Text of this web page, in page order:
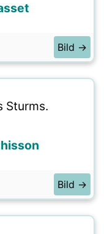
Bild →
Sturms.
Bild →